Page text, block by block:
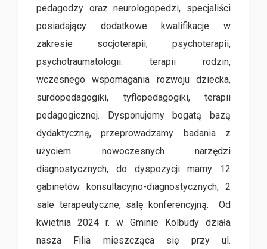
pedagodzy oraz neurologopedzi, specjaliści
posiadający dodatkowe kwalifikacje w
zakresie socjoterapii, psychoterapii,
psychotraumatologii. terapii rodzin,
wczesnego wspomagania rozwoju dziecka,
surdopedagogiki, tyflopedagogiki, terapii
pedagogicznej. Dysponujemy bogatą bazą
dydaktyczną, przeprowadzamy badania z
użyciem nowoczesnych narzędzi
diagnostycznych, do dyspozycji mamy 12
gabinetów konsultacyjno-diagnostycznych, 2
sale terapeutyczne, salę konferencyjną. Od
kwietnia 2024 r. w Gminie Kolbudy działa
nasza Filia mieszcząca się przy ul.